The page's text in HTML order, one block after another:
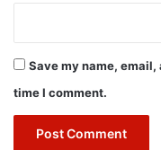
Save my name,
time I comment.